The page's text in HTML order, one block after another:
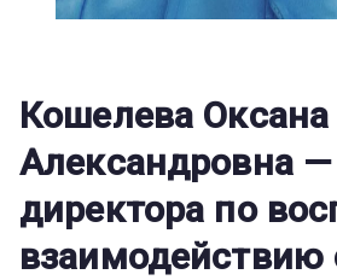
Кошелева Оксана
Александровна
директора по
взаимодействию